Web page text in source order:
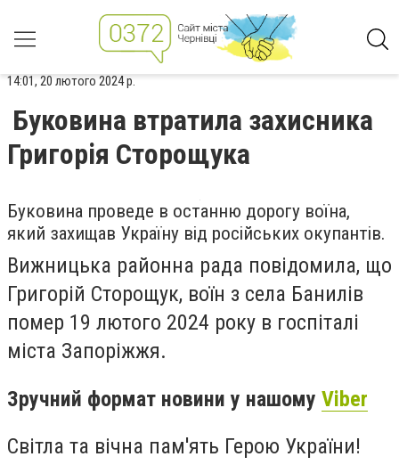
14:01, 20 лютого 2024 р.
Буковина втратила захисника
Григорія Сторощука
Буковина проведе в останню дорогу воїна,
який захищав Україну від російських окупантів.
Вижницька районна рада повідомила, що
Григорій Сторощук, воїн з села Банилів
помер 19 лютого 2024 року в госпіталі
міста Запоріжжя.
Зручний формат новини у нашому Viber
Світла та вічна пам'ять Герою України!